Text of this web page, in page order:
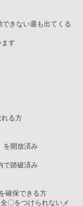
きない週も出てくる
す
れる方
開放済み
踏破済み
確保できる方
〇をつけられないメ